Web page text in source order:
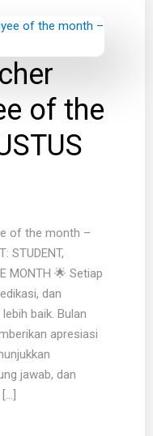
of the
of the month –
STUDENT,
MONTH 🌟 Setiap
dan
baik. Bulan
apresiasi
jawab, dan